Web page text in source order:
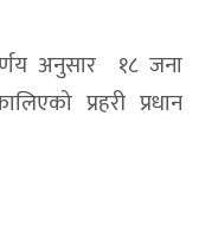
अनुसार १८ जना
प्रहरी प्रधान